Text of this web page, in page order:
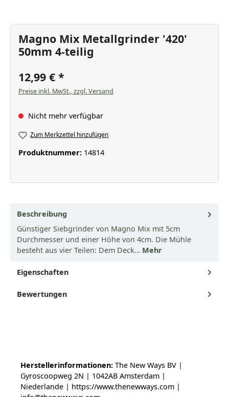
Magno Mix Metallgrinder '420'
50mm 4-teilig
12,99 €
Preise inkl. MwSt., zzgl. Versand
Nicht mehr verfügbar
Zum Merkzettel hinzufügen
Produktnummer: 14814
Beschreibung
Günstiger Siebgrinder von Magno Mix mit 5cm
Durchmesser und einer Höhe von 4cm. Die Mühle
besteht aus vier Teilen: Dem Deck… Mehr
Eigenschaften
Bewertungen
Herstellerinformationen: The New Ways BV |
Gyroscoopweg 2N | 1042AB Amsterdam |
Niederlande | https://www.thenewways.com |